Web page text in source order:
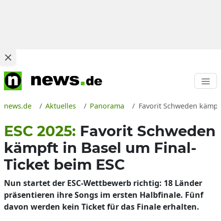
news.de Aktuelles Panorama Favorit Schweden
ESC 2025: Favorit Schweden
kämpft in Basel um Final-
Ticket beim ESC
Nun startet der ESC-Wettbewerb richtig: 18 Länder
präsentieren ihre Songs im ersten Halbfinale. Fünf
davon werden kein Ticket für das Finale erhalten.